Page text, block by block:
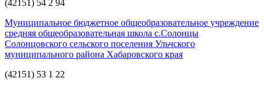
(42151) 54 2 94
Муниципальное бюджетное общеобразовательное учреждение
средняя общеобразовательная школа с.Солонцы
Солонцовского сельского поселения Ульчского
муниципального района Хабаровского края
(42151) 53 1 22